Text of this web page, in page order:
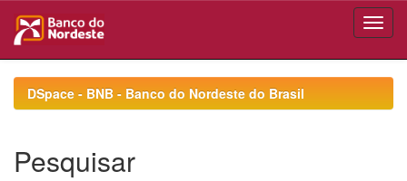
navigationDSpace - BNB - Banco do Nordeste do Brasil
Pesquisar